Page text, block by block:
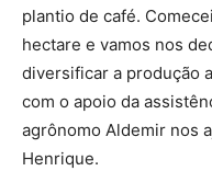
plantio de café.
hectare e vamos nos
diversificar a produção
com o apoio da
agrônomo Aldemir nos
Henrique.